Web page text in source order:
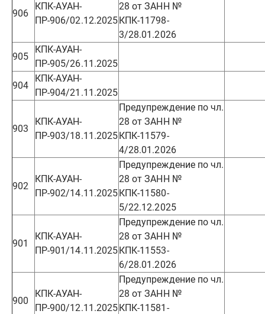
906
КПК-АУАН-
ПР-906/02.12.2025
28 от ЗАНН №
КПК-11798-
3/28.01.2026
905
КПК-АУАН-
ПР-905/26.11.2025
904
КПК-АУАН-
ПР-904/21.11.2025
903
КПК-АУАН-
ПР-903/18.11.2025
Предупреждение по чл.
28 от ЗАНН №
КПК-11579-
4/28.01.2026
902
КПК-АУАН-
ПР-902/14.11.2025
Предупреждение по чл.
28 от ЗАНН №
КПК-11580-
5/22.12.2025
901
КПК-АУАН-
ПР-901/14.11.2025
Предупреждение по чл.
28 от ЗАНН №
КПК-11553-
6/28.01.2026
900
КПК-АУАН-
ПР-900/12.11.2025
Предупреждение по чл.
28 от ЗАНН №
КПК-11581-